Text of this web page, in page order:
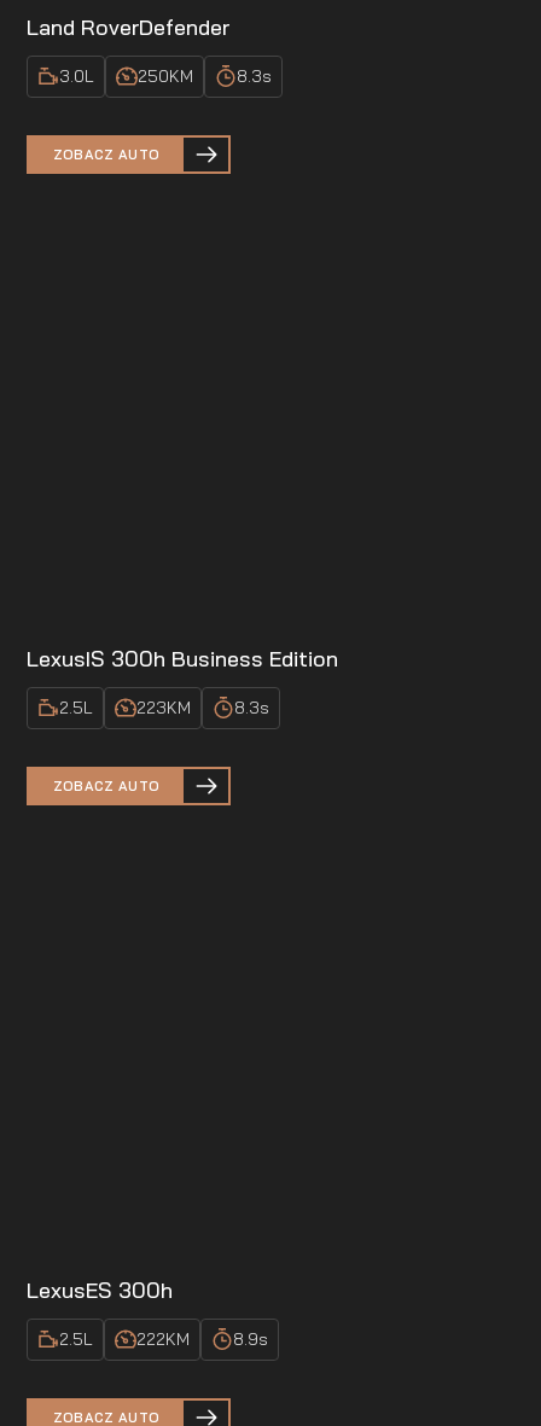
Land RoverDefender
3.0L 250KM 8.3s
ZOBACZ AUTO
LexusIS 300h Business Edition
2.5L 223KM 8.3s
ZOBACZ AUTO
LexusES 300h
2.5L 222KM 8.9s
ZOBACZ AUTO